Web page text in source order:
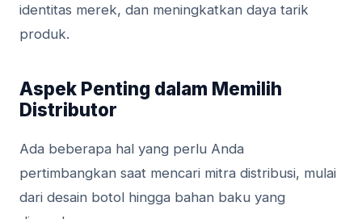
identitas merek, dan meningkatkan daya tarik
produk.
Aspek Penting dalam Memilih
Distributor
Ada beberapa hal yang perlu Anda
pertimbangkan saat mencari mitra distribusi, mulai
dari desain botol hingga bahan baku yang